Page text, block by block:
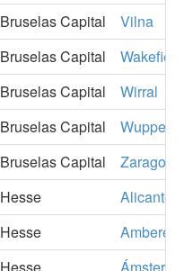
Bruselas Capital
Vilna
Bruselas Capital
Wakefield
Bruselas Capital
Wirral
Bruselas Capital
Wuppertal
Bruselas Capital
Zaragoza
Hesse
Alicante
Hesse
Amberes